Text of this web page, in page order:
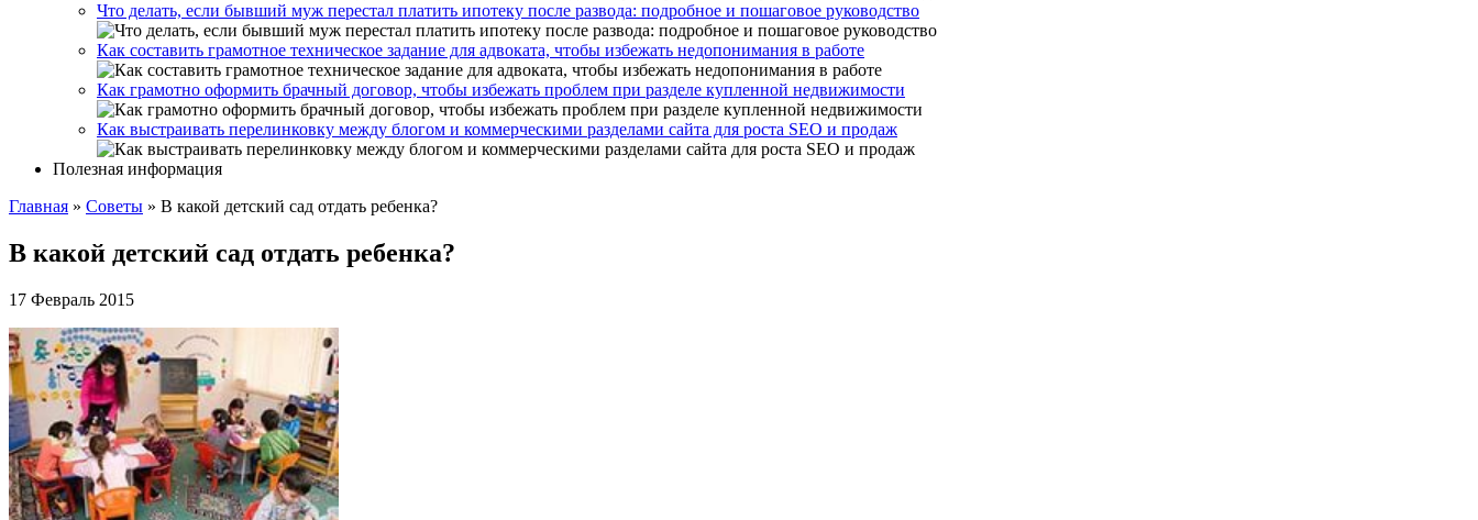
Что делать, если бывший муж перестал платить ипотеку после развода: подробное и пошаговое руководство
Как составить грамотное техническое задание для адвоката, чтобы избежать недопонимания в работе
Как грамотно оформить брачный договор, чтобы избежать проблем при разделе купленной недвижимости
Как выстраивать перелинковку между блогом и коммерческими разделами сайта для роста SEO и продаж
Полезная информация
Главная » Советы » В какой детский сад отдать ребенка?
В какой детский сад отдать ребенка?
17 Февраль 2015